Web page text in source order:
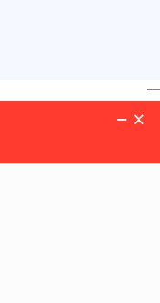
焦虑已经彻底解除。